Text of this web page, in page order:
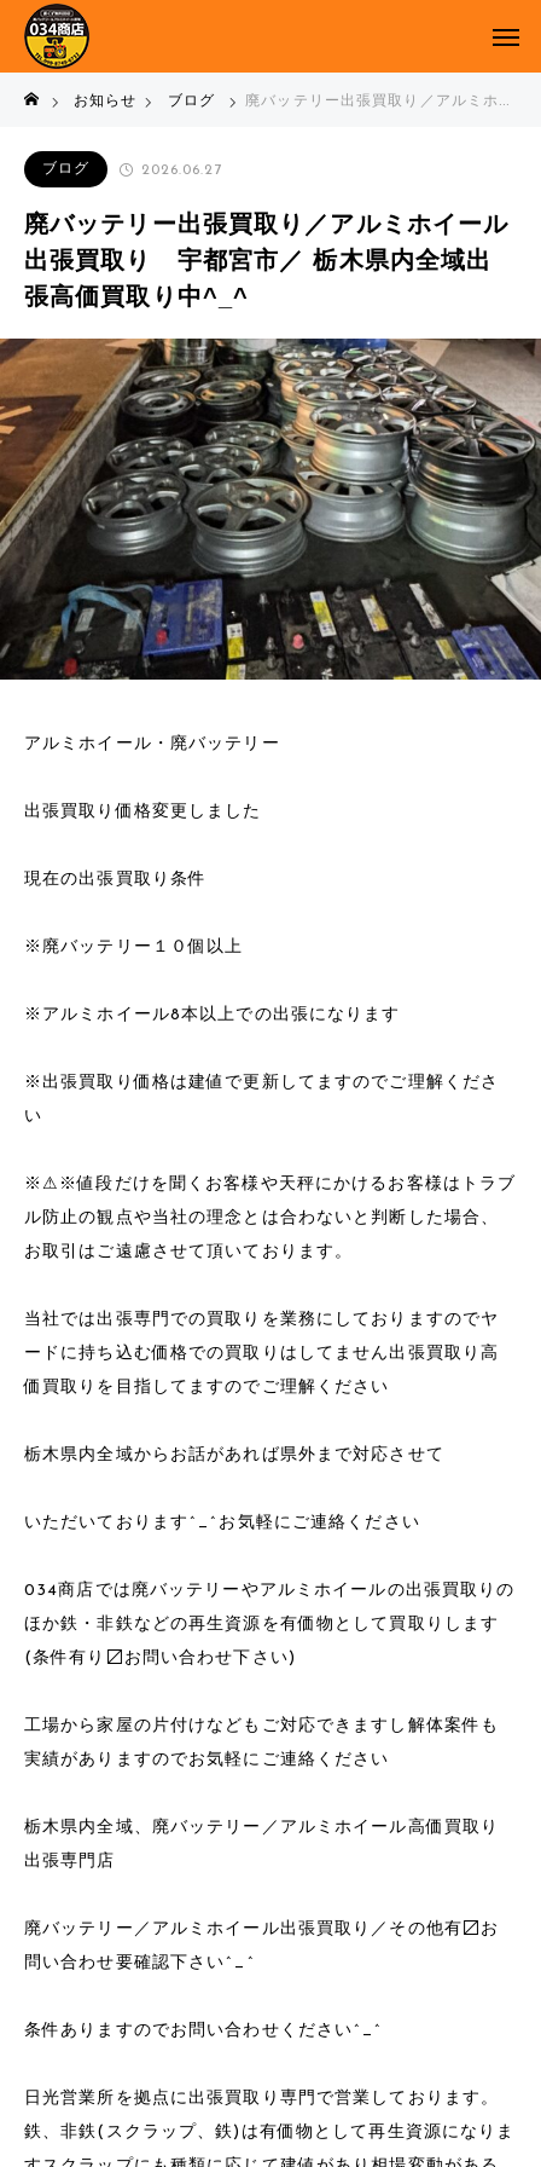
お知らせ ブログ 廃バッテリー出張買取り／アルミホイール出張買取り 宇都宮市／ 栃木県内全域出張高価買取り中^_^
ブログ 2026.06.27
廃バッテリー出張買取り／アルミホイール
出張買取り 宇都宮市／ 栃木県内全域出
張高価買取り中^_^
アルミホイール・廃バッテリー
出張買取り価格変更しました
現在の出張買取り条件
※廃バッテリー１０個以上
※アルミホイール8本以上での出張になります
※出張買取り価格は建値で更新してますのでご理解くださ
い
※⚠︎※値段だけを聞くお客様や天秤にかけるお客様はトラブ
ル防止の観点や当社の理念とは合わないと判断した場合、
お取引はご遠慮させて頂いております。
当社では出張専門での買取りを業務にしておりますのでヤ
ードに持ち込む価格での買取りはしてません出張買取り高
価買取りを目指してますのでご理解ください
栃木県内全域からお話があれば県外まで対応させて
いただいております^_^お気軽にご連絡ください
034商店では廃バッテリーやアルミホイールの出張買取りの
ほか鉄・非鉄などの再生資源を有価物として買取りします
(条件有り〼お問い合わせ下さい)
工場から家屋の片付けなどもご対応できますし解体案件も
実績がありますのでお気軽にご連絡ください
栃木県内全域、廃バッテリー／アルミホイール高価買取り
出張専門店
廃バッテリー／アルミホイール出張買取り／その他有〼お
問い合わせ要確認下さい^_^
条件ありますのでお問い合わせください^_^
日光営業所を拠点に出張買取り専門で営業しております。
鉄、非鉄(スクラップ、鉄)は有価物として再生資源になりま